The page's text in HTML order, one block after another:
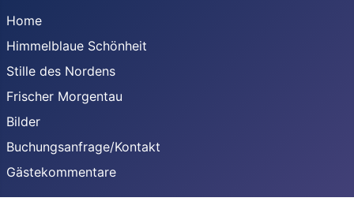
Home
Himmelblaue Schönheit
Stille des Nordens
Frischer Morgentau
Bilder
Buchungsanfrage/Kontakt
Gästekommentare